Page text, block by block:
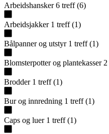
Arbeidshansker 6 treff (6)
Arbeidsjakker 1 treff (1)
Bålpanner og utstyr 1 treff (1)
Blomsterpotter og plantekasser 2
Brodder 1 treff (1)
Bur og innredning 1 treff (1)
Caps og luer 1 treff (1)